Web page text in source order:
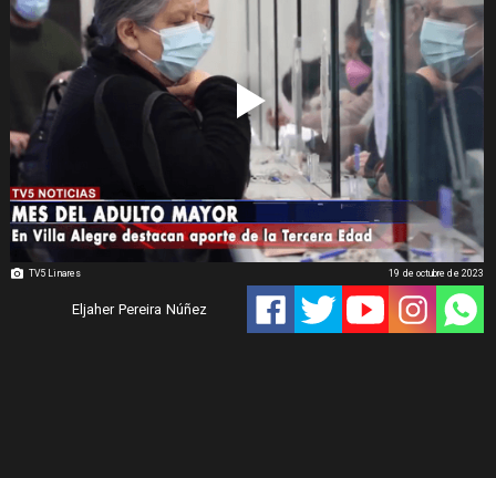
TV5 Linares
Eljaher Pereira Núñez
19 de octubre de 2023